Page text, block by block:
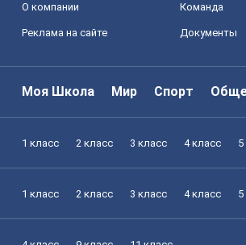
О компании Команда
Реклама на сайте Документы
Моя Школа Мир Спорт
1 класс 2 класс 3 класс 4 класс
1 класс 2 класс 3 класс 4 класс